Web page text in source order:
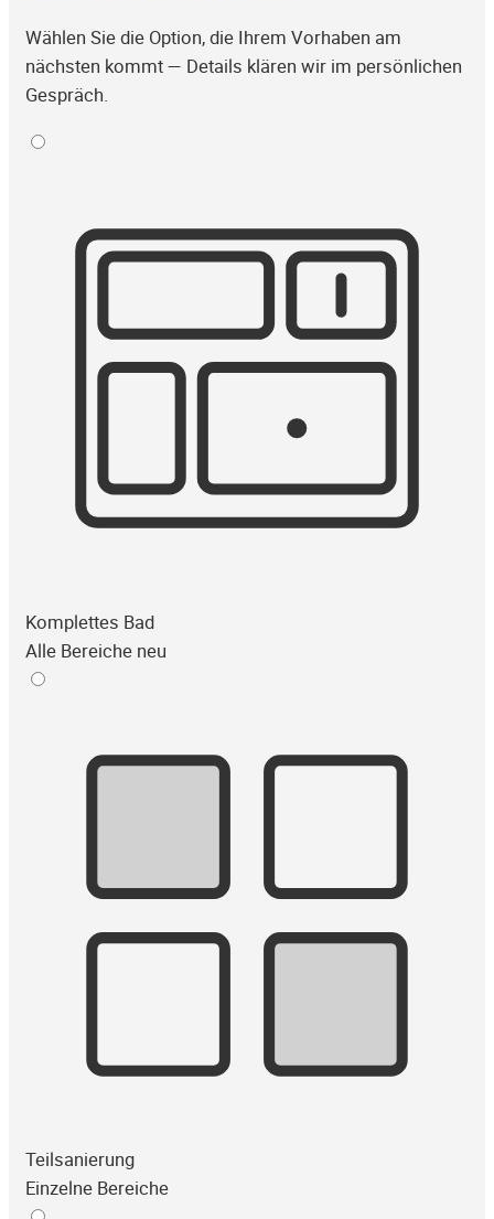
Wählen Sie die Option, die Ihrem Vorhaben am
nächsten kommt — Details klären wir im persönlichen
Gespräch.
Komplettes Bad
Alle Bereiche neu
Teilsanierung
Einzelne Bereiche